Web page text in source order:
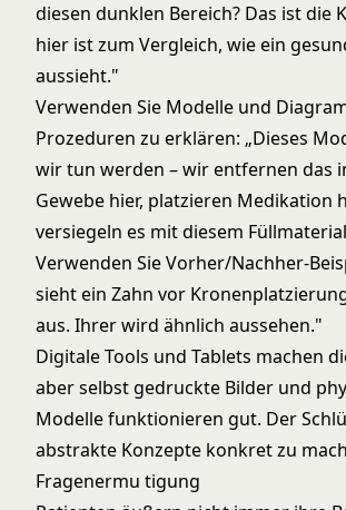
diesen dunklen Bereich? Das ist die
hier ist zum Vergleich, wie ein
aussieht."
Verwenden Sie Modelle und
Prozeduren zu erklären: „Dieses
wir tun werden – wir entfernen das
Gewebe hier, platzieren Medikation
versiegeln es mit diesem
Verwenden Sie Vorher/Nachher-
sieht ein Zahn vor
aus. Ihrer wird ähnlich aussehen."
Digitale Tools und Tablets machen
aber selbst gedruckte Bilder und
Modelle funktionieren gut. Der
abstrakte Konzepte konkret zu
Fragenermu tigung